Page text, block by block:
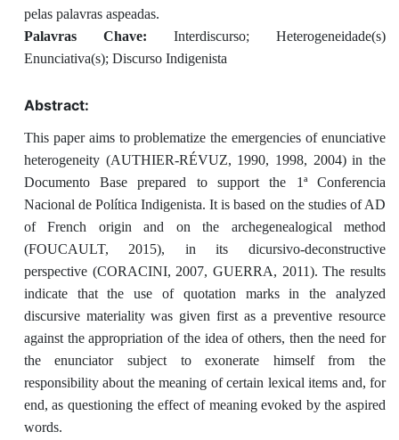
pelas palavras aspeadas.
Palavras Chave: Interdiscurso; Heterogeneidade(s)
Enunciativa(s); Discurso Indigenista
Abstract:
This paper aims to problematize the emergencies of enunciative
heterogeneity (AUTHIER-RÉVUZ, 1990, 1998, 2004) in the
Documento Base prepared to support the 1ª Conferencia
Nacional de Política Indigenista. It is based on the studies of AD
of French origin and on the archegenealogical method
(FOUCAULT, 2015), in its dicursivo-deconstructive
perspective (CORACINI, 2007, GUERRA, 2011). The results
indicate that the use of quotation marks in the analyzed
discursive materiality was given first as a preventive resource
against the appropriation of the idea of others, then the need for
the enunciator subject to exonerate himself from the
responsibility about the meaning of certain lexical items and, for
end, as questioning the effect of meaning evoked by the aspired
words.